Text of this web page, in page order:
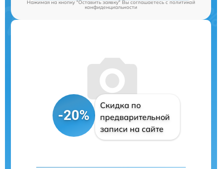
Нажимая на кнопку "Оставить заявку" Вы соглашаетесь cполитикой
конфиденциальности
-20%
Скидка по
предварительной
записи на сайте